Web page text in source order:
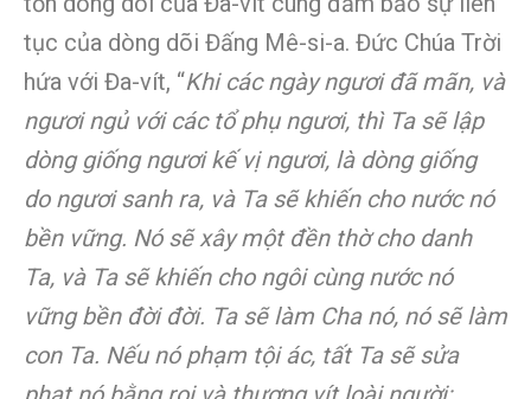
tục của dòng dõi Đấng Mê-si-a. Đức Chúa Trời
hứa với Đa-vít, “Khi các ngày ngươi đã mãn, và
ngươi ngủ với các tổ phụ ngươi, thì Ta sẽ lập
dòng giống ngươi kế vị ngươi, là dòng giống
do ngươi sanh ra, và Ta sẽ khiến cho nước nó
bền vững. Nó sẽ xây một đền thờ cho danh
Ta, và Ta sẽ khiến cho ngôi cùng nước nó
vững bền đời đời. Ta sẽ làm Cha nó, nó sẽ làm
con Ta. Nếu nó phạm tội ác, tất Ta sẽ sửa